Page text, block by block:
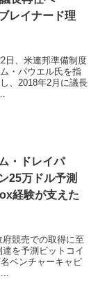
レイナード理
日、米連邦準備制度
・パウエル氏を指
、2018年2月に議長
・ドレイパ
25万ドル予測
経験が支えた
競売での取得に至
を予測ビットコイ
ベンチャーキャピ